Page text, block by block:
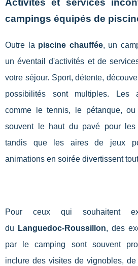
Activités et services
campings équipés de
Outre la piscine chauffée, un
un éventail d'activités et de
votre séjour. Sport, détente,
possibilités sont multiples. Les
comme le tennis, le pétanque,
souvent le haut du pavé pour les
tandis que les aires de jeux
animations en soirée divertissent
Pour ceux qui souhaitent
du
Languedoc-Roussillon, des
par le camping sont souvent
inclure des visites de vignobles,